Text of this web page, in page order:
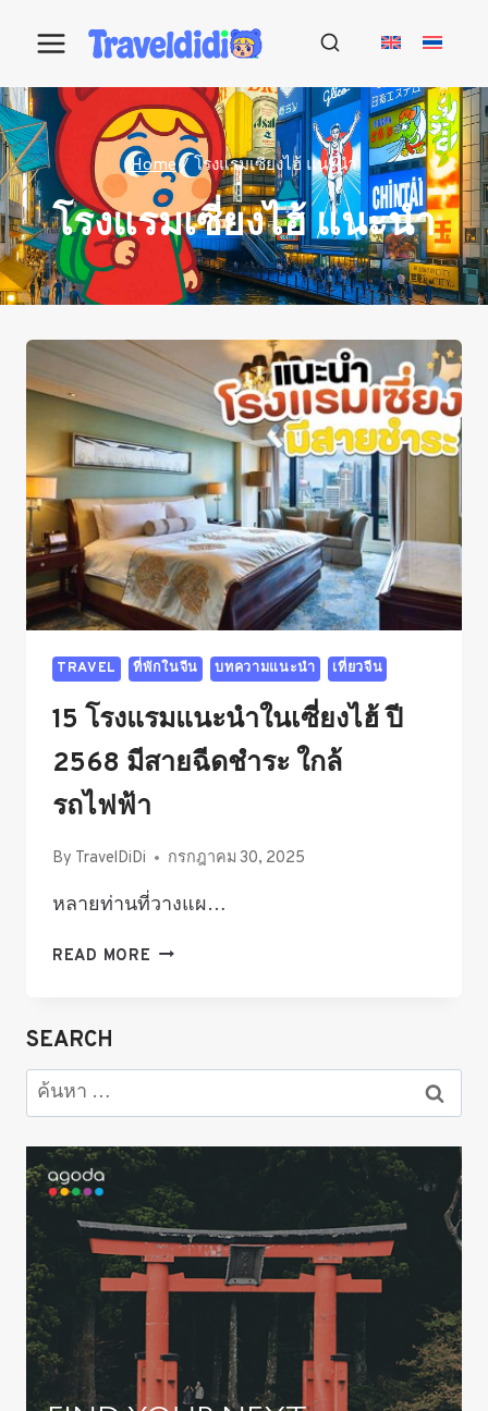
Home / โรงแรมเซี่ยงไฮ้ แนะนํา
โรงแรมเซี่ยงไฮ้ แนะนํา
TRAVEL ที่พักในจีน บทความแนะนำ เที่ยวจีน
15 โรงแรมแนะนำในเซี่ยงไฮ้ ปี
2568 มีสายฉีดชำระ ใกล้
รถไฟฟ้า
By TravelDiDi กรกฎาคม 30, 2025
หลายท่านที่วางแผ…
READ MORE 15
ปี
สาย
ชำระ
ใกล้
รถไฟฟ้า
SEARCH
ค้นหา
สำหรับ: